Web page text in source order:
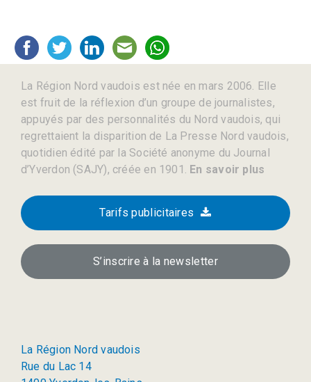
La Région Nord vaudois est née en mars 2006. Elle
est fruit de la réflexion d’un groupe de journalistes,
appuyés par des personnalités du Nord vaudois, qui
regrettaient la disparition de La Presse Nord vaudois,
quotidien édité par la Société anonyme du Journal
d’Yverdon (SAJY), créée en 1901. En savoir plus
Tarifs publicitaires
S’inscrire à la newsletter
La Région Nord vaudois
Rue du Lac 14